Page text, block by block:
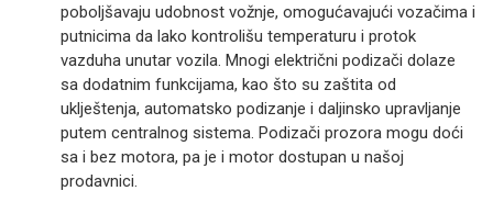
poboljšavaju udobnost vožnje, omogućavajući vozačima i
putnicima da lako kontrolišu temperaturu i protok
vazduha unutar vozila. Mnogi električni podizači dolaze
sa dodatnim funkcijama, kao što su zaštita od
uklještenja, automatsko podizanje i daljinsko upravljanje
putem centralnog sistema. Podizači prozora mogu doći
sa i bez motora, pa je i motor dostupan u našoj
prodavnici.